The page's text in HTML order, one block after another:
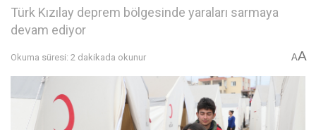
Türk Kızılay deprem bölgesinde yaraları sarmaya
devam ediyor
Okuma süresi: 2 dakikada okunur AA